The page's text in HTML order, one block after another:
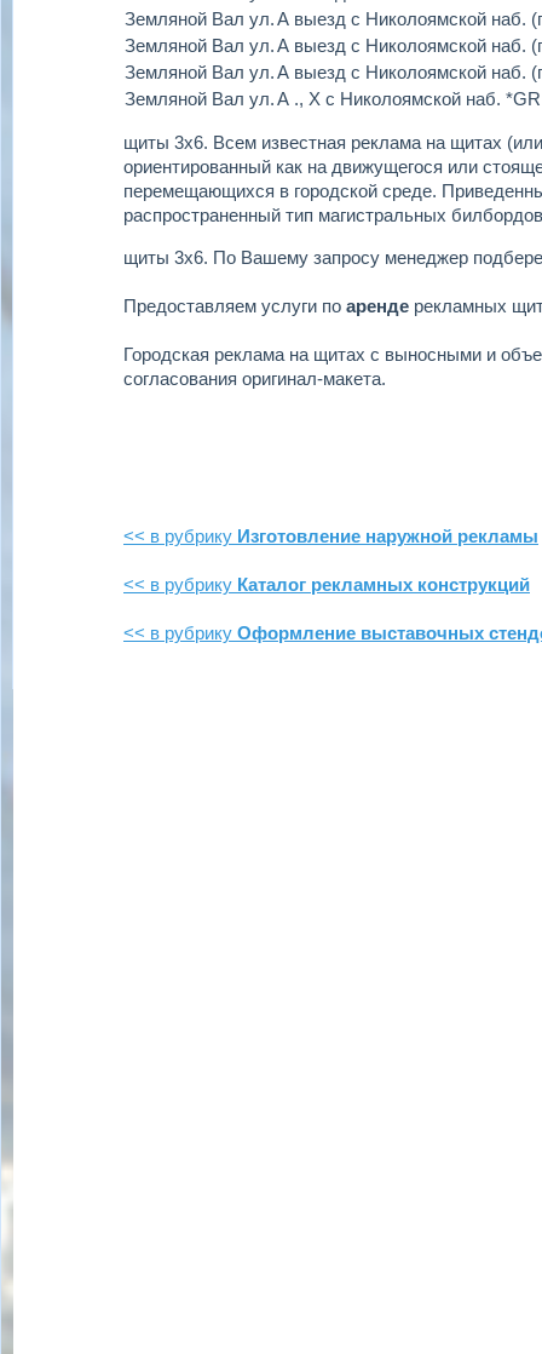
Земляной Вал ул.А выезд с Николоямской наб.
Земляной Вал ул.А выезд с Николоямской наб.
Земляной Вал ул.А выезд с Николоямской наб.
Земляной Вал ул.А ., Х с Николоямской наб.
щиты 3х6. Всем известная реклама на щитах
ориентированный как на движущегося или
перемещающихся в городской среде.
распространенный тип магистральных
щиты 3х6. По Вашему запросу менеджер
Предоставляем услуги по аренде рекламных
Городская реклама на щитах с выносными и
согласования оригинал-макета.
<< в рубрику Изготовление наружной рекламы
<< в рубрику Каталог рекламных конструкций
<< в рубрику Оформление выставочных